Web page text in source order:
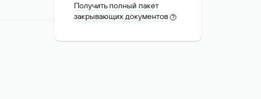
Получить полный пакет
закрывающих документов ?